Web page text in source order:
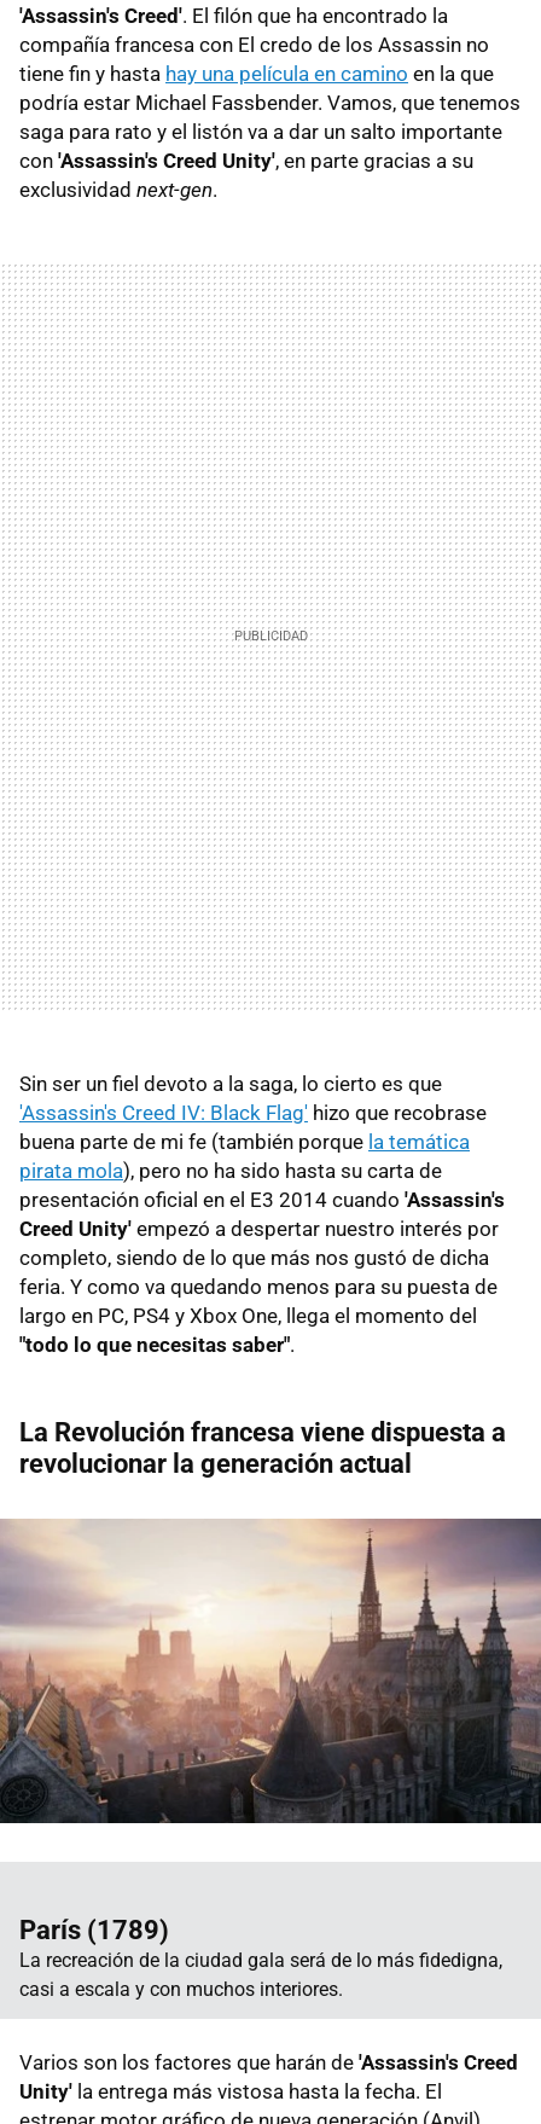
'Assassin's Creed'. El filón que ha encontrado la
compañía francesa con El credo de los Assassin no
tiene fin y hasta hay una película en camino en la que
podría estar Michael Fassbender. Vamos, que tenemos
saga para rato y el listón va a dar un salto importante
con 'Assassin's Creed Unity', en parte gracias a su
exclusividad next-gen.
Sin ser un fiel devoto a la saga, lo cierto es que
'Assassin's Creed IV: Black Flag' hizo que recobrase
buena parte de mi fe (también porque la temática
pirata mola), pero no ha sido hasta su carta de
presentación oficial en el E3 2014 cuando 'Assassin's
Creed Unity' empezó a despertar nuestro interés por
completo, siendo de lo que más nos gustó de dicha
feria. Y como va quedando menos para su puesta de
largo en PC, PS4 y Xbox One, llega el momento del
"todo lo que necesitas saber".
La Revolución francesa viene dispuesta a
revolucionar la generación actual
París (1789)
La recreación de la ciudad gala será de lo más fidedigna,
casi a escala y con muchos interiores.
Varios son los factores que harán de 'Assassin's Creed
Unity' la entrega más vistosa hasta la fecha. El